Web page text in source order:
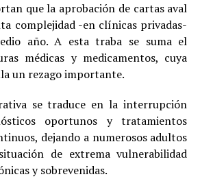
que la aprobación de cartas aval
complejidad -en clínicas privadas-
año. A esta traba se suma el
médicas y medicamentos, cuya
un rezago importante.
se traduce en la interrupción
oportunos y tratamientos
dejando a numerosos adultos
de extrema vulnerabilidad
y sobrevenidas.